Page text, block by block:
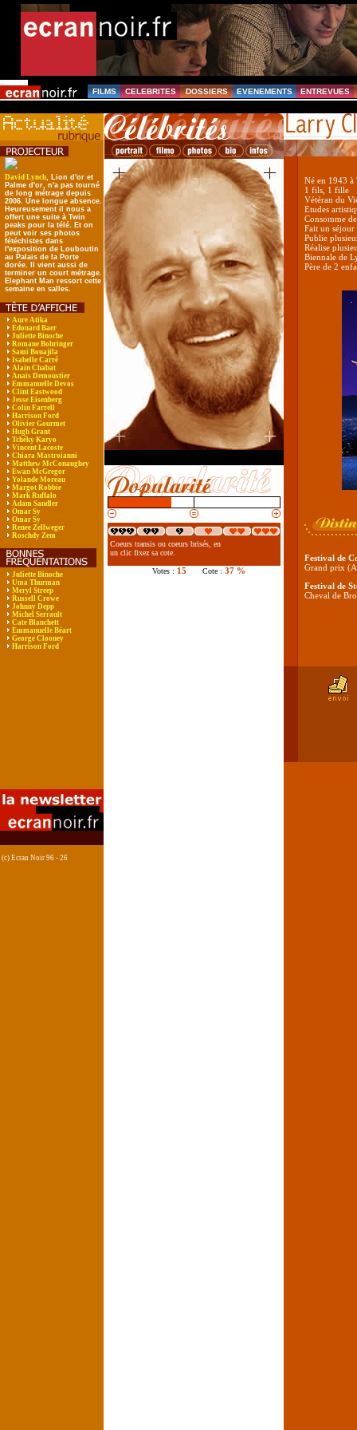
FILMS CELEBRITES DOSSIERS EVENEMENTS ENTREVUES
David Lynch, Lion d'or et
Palme d'or, n'a pas tourné
de long métrage depuis
2006. Une longue absence.
Heureusement il nous a
offert une suite à Twin
peaks pour la télé. Et on
peut voir ses photos
fétéchistes dans
l'exposition de Louboutin
au Palais de la Porte
dorée. Il vient aussi de
terminer un court métrage.
Elephant Man ressort cette
semaine en salles.
Aure Atika
Edouard Baer
Juliette Binoche
Romane Bohringer
Sami Bouajila
Isabelle Carré
Alain Chabat
Anaïs Demoustier
Emmanuelle Devos
Clint Eastwood
Jesse Eisenberg
Colin Farrell
Harrison Ford
Olivier Gourmet
Hugh Grant
Tchéky Karyo
Vincent Lacoste
Chiara Mastroianni
Matthew McConaughey
Ewan McGregor
Yolande Moreau
Margot Robbie
Mark Ruffalo
Adam Sandler
Omar Sy
Omar Sy
Renee Zellweger
Roschdy Zem
Juliette Binoche
Uma Thurman
Meryl Streep
Russell Crowe
Johnny Depp
Michel Serrault
Cate Blanchett
Emmanuelle Béart
George Clooney
Harrison Ford
(c) Ecran Noir 96 - 26
Coeurs transis ou coeurs brisés, en
un clic fixez sa cote.
Votes : 15 Cote : 37 %
Né en 1943 à
1 fils, 1 fille
Vétéran du
Etudes
Consomme
Fait un séjour
Publie
Réalise
Biennale de
Père de 2
Festival de
Grand prix
Festival de
Cheval de